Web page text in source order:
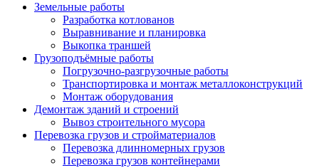
Земельные работы
Разработка котлованов
Выравнивание и планировка
Выкопка траншей
Грузоподъёмные работы
Погрузочно-разгрузочные работы
Транспортировка и монтаж металлоконструкций
Монтаж оборудования
Демонтаж зданий и строений
Вывоз строительного мусора
Перевозка грузов и стройматериалов
Перевозка длинномерных грузов
Перевозка грузов контейнерами